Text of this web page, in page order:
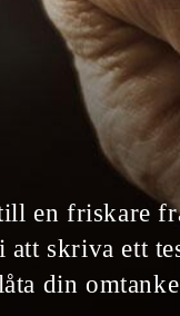
Vad ska jag
Senioren
recept för en